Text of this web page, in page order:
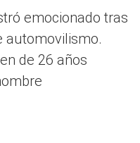
emocionado tras
automovilismo.
de 26 años